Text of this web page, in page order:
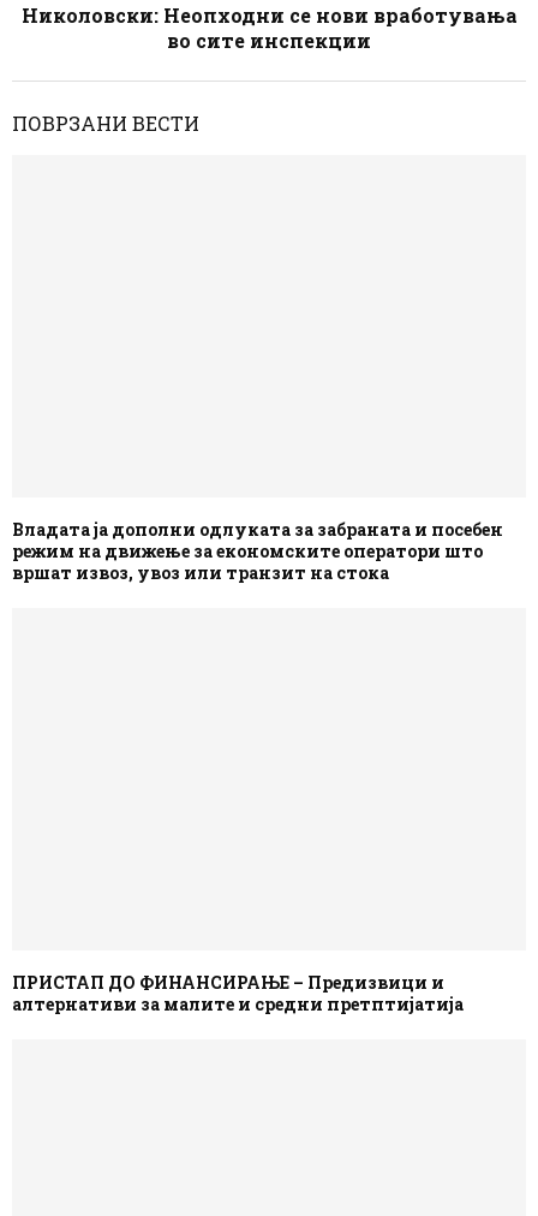
Николовски: Неопходни се нови вработувања
во сите инспекции
ПОВРЗАНИ ВЕСТИ
Владата ја дополни одлуката за забраната и посебен
режим на движење за економските оператори што
вршат извоз, увоз или транзит на стока
ПРИСТАП ДО ФИНАНСИРАЊЕ – Предизвици и
алтернативи за малите и средни претптијатија